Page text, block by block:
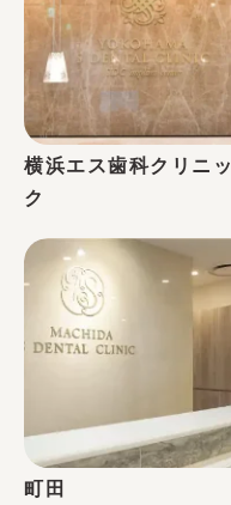
歯科衛生士
岡
歯科衛生士
横浜エス歯科クリニッ
ク
町田